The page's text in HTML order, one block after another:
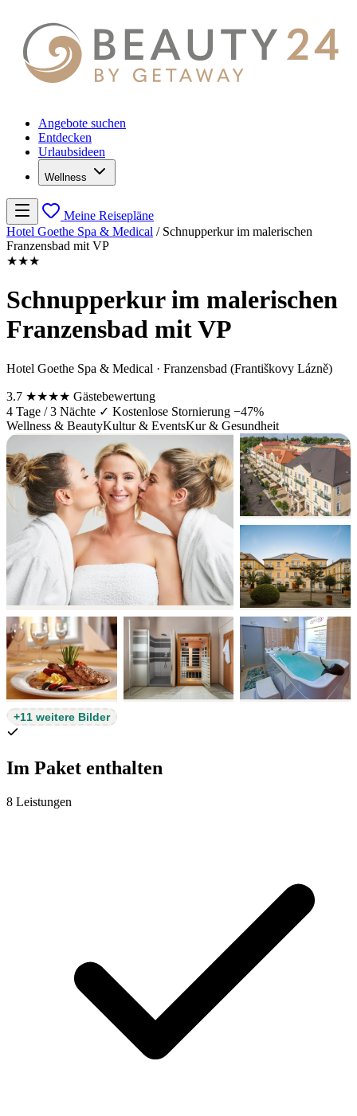
Angebote suchen
Entdecken
Urlaubsideen
Wellness
Meine Reisepläne
Hotel Goethe Spa & Medical / Schnupperkur im malerischen
Franzensbad mit VP
★★★
Schnupperkur im malerischen
Franzensbad mit VP
Hotel Goethe Spa & Medical · Franzensbad (Františkovy Lázně)
3.7 ★★★★ Gästebewertung
4 Tage / 3 Nächte ✓ Kostenlose Stornierung −47%
Wellness & BeautyKultur & EventsKur & Gesundheit
+11 weitere Bilder
Im Paket enthalten
8 Leistungen